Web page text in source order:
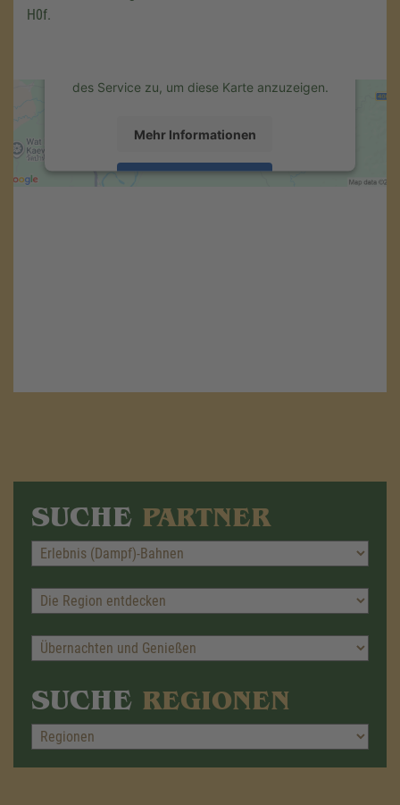
SUCHE PARTNER
SUCHE REGIONEN
H0f.
des Service zu, um diese Karte anzuzeigen.
Mehr Informationen